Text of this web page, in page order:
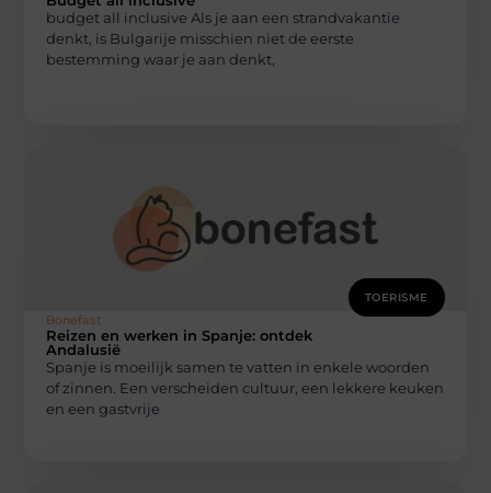
budget all inclusive Als je aan een strandvakantie
denkt, is Bulgarije misschien niet de eerste
bestemming waar je aan denkt,
TOERISME
Bonefast
Reizen en werken in Spanje: ontdek
Andalusië
Spanje is moeilijk samen te vatten in enkele woorden
of zinnen. Een verscheiden cultuur, een lekkere keuken
en een gastvrije